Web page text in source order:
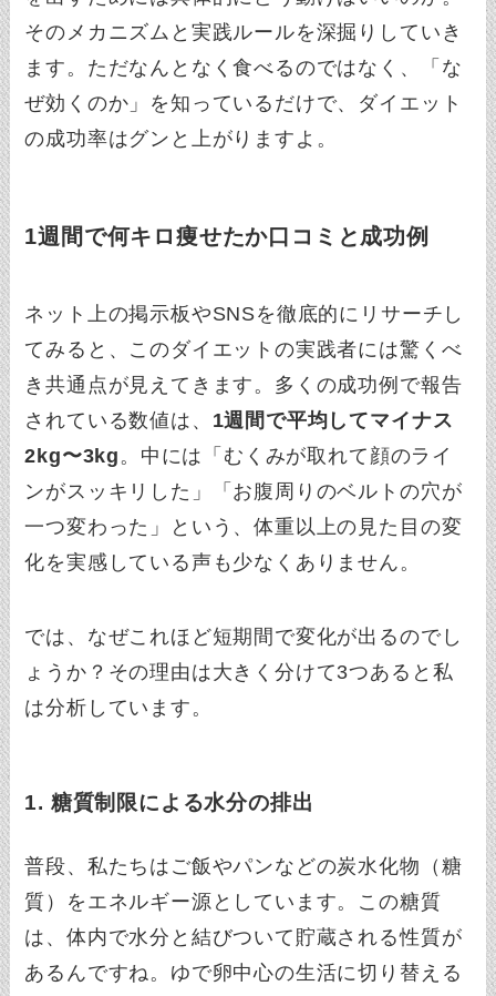
そのメカニズムと実践ルールを深掘りしていき
ます。ただなんとなく食べるのではなく、「な
ぜ効くのか」を知っているだけで、ダイエット
の成功率はグンと上がりますよ。
1週間で何キロ痩せたか口コミと成功例
ネット上の掲示板やSNSを徹底的にリサーチし
てみると、このダイエットの実践者には驚くべ
き共通点が見えてきます。多くの成功例で報告
されている数値は、 1週間で平均してマイナス
2kg〜3kg 。中には「むくみが取れて顔のライ
ンがスッキリした」「お腹周りのベルトの穴が
一つ変わった」という、体重以上の見た目の変
化を実感している声も少なくありません。
では、なぜこれほど短期間で変化が出るのでし
ょうか？その理由は大きく分けて3つあると私
は分析しています。
1. 糖質制限による水分の排出
普段、私たちはご飯やパンなどの炭水化物（糖
質）をエネルギー源としています。この糖質
は、体内で水分と結びついて貯蔵される性質が
あるんですね。ゆで卵中心の生活に切り替える